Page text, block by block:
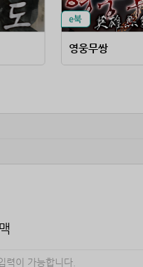
영웅무쌍
력이 가능합니다.